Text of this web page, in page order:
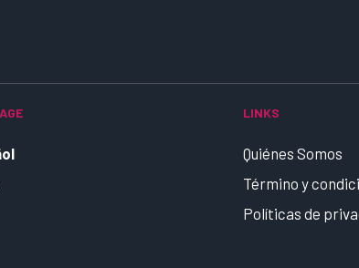
LINKS
Quiénes Somos
Término y
Políticas de